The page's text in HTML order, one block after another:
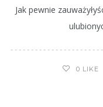
Jak pewnie
0 LIKE